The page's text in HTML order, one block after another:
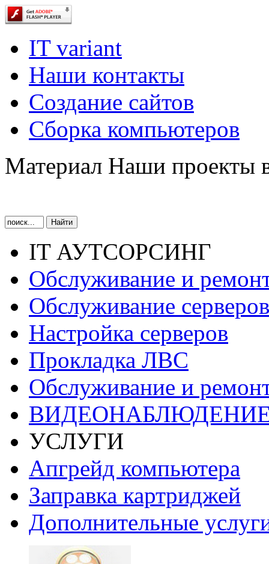
IT variant
Наши контакты
Создание сайтов
Сборка компьютеров
Материал Наши проекты
IT АУТСОРСИНГ
Обслуживание и
Обслуживание
Настройка серверов
Прокладка ЛВС
Обслуживание и
УСЛУГИ
Апгрейд компьютера
Заправка картриджей
Дополнительные